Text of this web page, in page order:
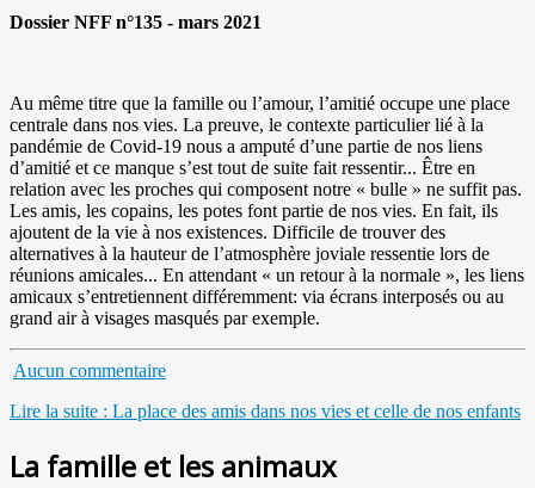
Dossier NFF n°135 - mars 2021
Au même titre que la famille ou l’amour, l’amitié occupe une place
centrale dans nos vies. La preuve, le contexte particulier lié à la
pandémie de Covid-19 nous a amputé d’une partie de nos liens
d’amitié et ce manque s’est tout de suite fait ressentir... Être en
relation avec les proches qui composent notre « bulle » ne suffit pas.
Les amis, les copains, les potes font partie de nos vies. En fait, ils
ajoutent de la vie à nos existences. Difficile de trouver des
alternatives à la hauteur de l’atmosphère joviale ressentie lors de
réunions amicales... En attendant « un retour à la normale », les liens
amicaux s’entretiennent différemment: via écrans interposés ou au
grand air à visages masqués par exemple.
Aucun commentaire
Lire la suite : La place des amis dans nos vies et celle de nos enfants
La famille et les animaux